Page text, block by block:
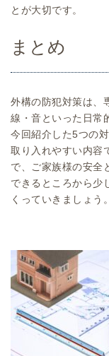
とが大切です。
まとめ
外構の防犯対策は、
線・音といった日常
今回紹介した5つの
取り入れやすい内容
で、ご家族様の安全
できるところから少
くっていきましょう。